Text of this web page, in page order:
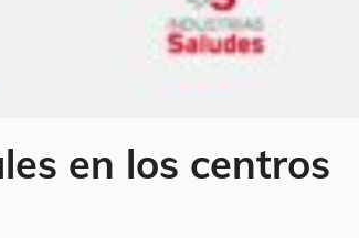
en los centros